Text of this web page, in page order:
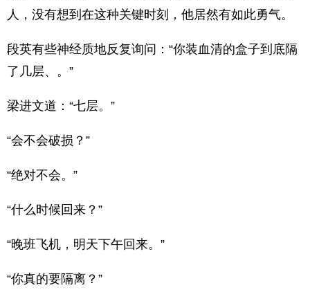
人，没有想到在这种关键时刻，他居然有如此勇气。
段英有些神经质地反复询问：“你装血清的盒子到底隔
了几层、。”
梁进文道：“七层。”
“会不会破损？”
“绝对不会。”
“什么时候回来？”
“晚班飞机，明天下午回来。”
“你真的要隔离？”